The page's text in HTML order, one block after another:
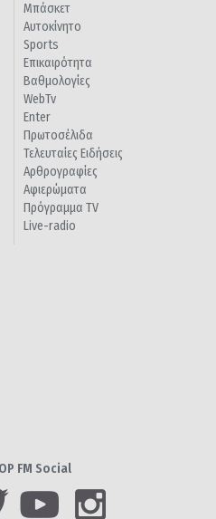
Μπάσκετ
Αυτοκίνητο
Sports
Επικαιρότητα
Βαθμολογίες
WebTv
Enter
Πρωτοσέλιδα
Τελευταίες Ειδήσεις
Αρθρογραφίες
Αφιερώματα
Πρόγραμμα TV
Live-radio
FM Social